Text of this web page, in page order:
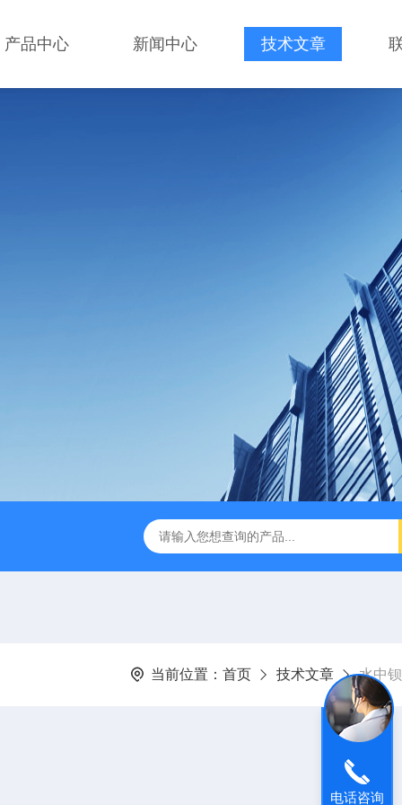
产品中心 新闻中心 技术文章
3E型深昌鸿 实用型COD测定仪 CHCM-101型CODMn测
当前位置： 首页 技术文章 水中
电话咨询